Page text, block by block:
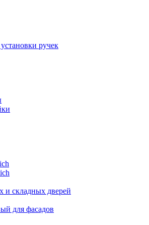
ручек
и складных дверей
для фасадов